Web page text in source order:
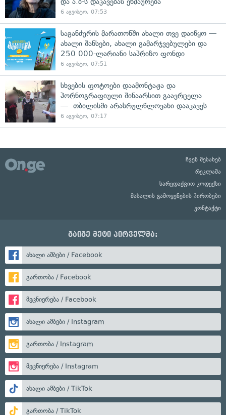
6 აგვისტო, 07:53
საგანძურის მარათონში ახალი თვე დაიწყო —
ახალი შანსები, ახალი გამარჯვებულები და
250 000-ლარიანი საპრიზო ფონდი
6 აგვისტო, 07:51
სხვების ფოტოები დაამონტაჟა და
პორნოგრაფიული შინაარსით გაავრცელა
— თბილისში არასრულწლოვანი დააკავეს
6 აგვისტო, 07:17
ჩვენ შესახებ
რეკლამა
სარედაქციო კოდექსი
მასალის გამოყენების პირობები
კონტაქტი
გაიგე მეტი პირველმა:
ახალი ამბები / Facebook
გართობა / Facebook
მეცნიერება / Facebook
ახალი ამბები / Instagram
გართობა / Instagram
მეცნიერება / Instagram
ახალი ამბები / TikTok
გართობა / TikTok